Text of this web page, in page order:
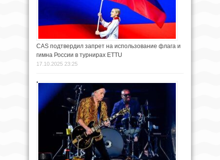
CAS подтвердил запрет на использование флага и
гимна России в турнирах ETTU
17.10.2025 23:25